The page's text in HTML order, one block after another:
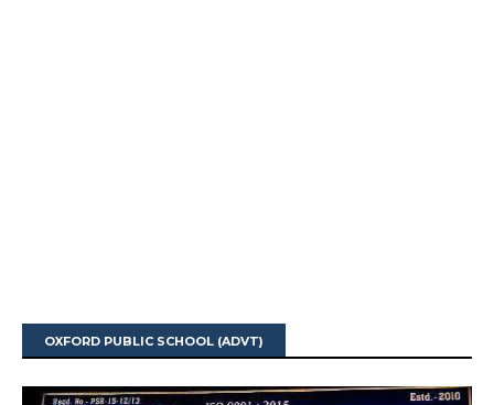
OXFORD PUBLIC SCHOOL (ADVT)